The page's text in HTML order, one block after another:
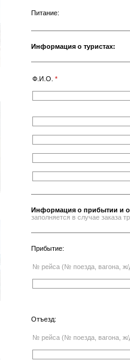
Питание:
Информация о туристах:
Ф.И.О. *
Информация о прибытии и
заполняется в случае заказа
Прибытие:
№ рейса (№ поезда, вагона, ж/
Отъезд:
№ рейса (№ поезда, вагона, ж/